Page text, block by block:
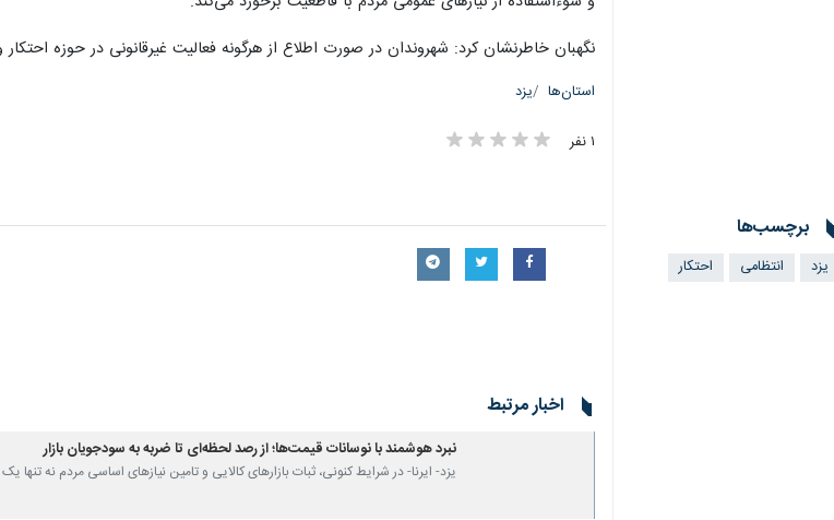
نگهبان خاطرنشان کرد: شهروندان در صورت اطلاع از هرگونه فعالیت غیرقانونی در حوزه
استان‌ها یزد
۱ نفر
برچسب‌ها
یزد انتظامی احتکار
اخبار مرتبط
نبرد هوشمند با نوسانات قیمت‌ها؛ از رصد لحظه‌ای تا ضربه به سودجویان بازار
یزد- ایرنا- در شرایط کنونی، ثبات بازارهای کالایی و تامین نیازهای اساسی مردم نه‌ تنها